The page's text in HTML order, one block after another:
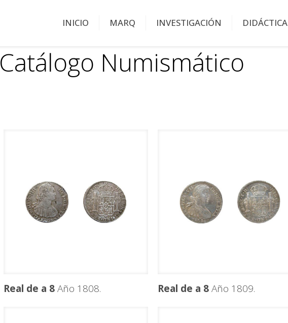
INICIO MARQ INVESTIGACIÓN DIDÁCTICA
Catálogo Numismático
Real de a 8Año 1808. Real de a 8Año 1809.